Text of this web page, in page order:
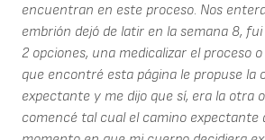
encuentran en este proceso. Nos
embrión dejó de latir en la semana 8,
2 opciones, una medicalizar el proceso
que encontré esta página le propuse la
expectante y me dijo que sí, era la otra
comencé tal cual el camino expectante